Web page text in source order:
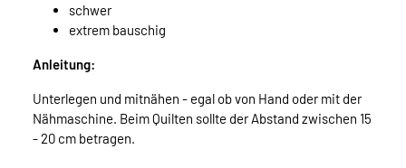
schwer
extrem bauschig
Anleitung:
Unterlegen und mitnähen - egal ob von Hand oder mit der
Nähmaschine. Beim Quilten sollte der Abstand zwischen 15
- 20 cm betragen.